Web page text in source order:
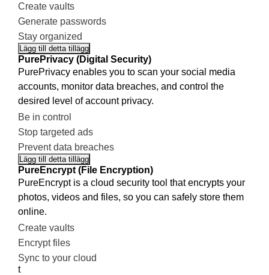
Create vaults
Generate passwords
Stay organized
Lägg till detta tillägg
PurePrivacy (Digital Security)
PurePrivacy enables you to scan your social media
accounts, monitor data breaches, and control the
desired level of account privacy.
Be in control
Stop targeted ads
Prevent data breaches
Lägg till detta tillägg
PureEncrypt (File Encryption)
PureEncrypt is a cloud security tool that encrypts your
photos, videos and files, so you can safely store them
online.
Create vaults
Encrypt files
Sync to your cloud
t